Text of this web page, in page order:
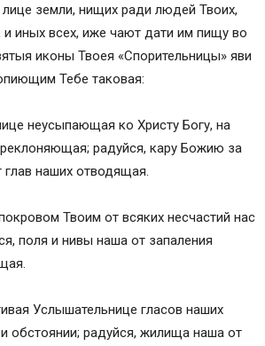
земли, нищих ради людей Твоих,
и иных всех, иже чают дати им пищу во
иконы Твоея «Спорительницы» яви
Тебе таковая:
неусыпающая ко Христу Богу, на
радуйся, кару Божию за
наших отводящая.
Твоим от всяких несчастий нас
поля и нивы наша от запаления
Услышательнице гласов наших
обстоянии; радуйся, жилища наша от